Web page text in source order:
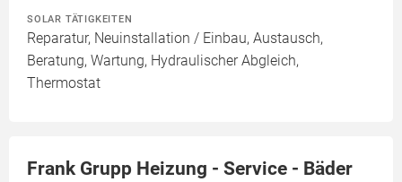
SOLAR TÄTIGKEITEN
Reparatur, Neuinstallation / Einbau, Austausch,
Beratung, Wartung, Hydraulischer Abgleich,
Thermostat
Frank Grupp Heizung - Service - Bäder